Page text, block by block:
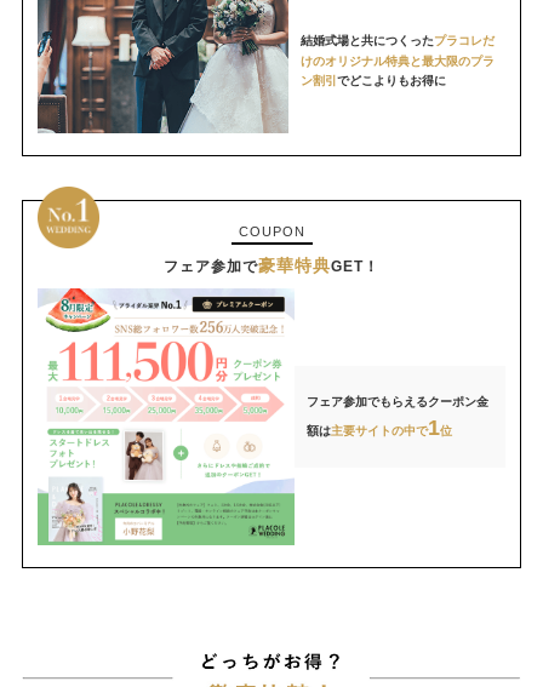
結婚式場と共につくったプラコレだ
けのオリジナル特典と最大限のプラ
ン割引 でどこよりもお得に
COUPON
フェア参加で豪華特典GET！
フェア参加でもらえるクーポン金
額は主要サイトの中で1位